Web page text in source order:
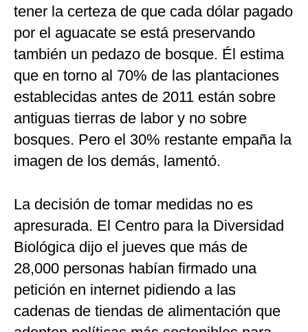
tener la certeza de que cada dólar pagado
por el aguacate se está preservando
también un pedazo de bosque. Él estima
que en torno al 70% de las plantaciones
establecidas antes de 2011 están sobre
antiguas tierras de labor y no sobre
bosques. Pero el 30% restante empaña la
imagen de los demás, lamentó.
La decisión de tomar medidas no es
apresurada. El Centro para la Diversidad
Biológica dijo el jueves que más de
28,000 personas habían firmado una
petición en internet pidiendo a las
cadenas de tiendas de alimentación que